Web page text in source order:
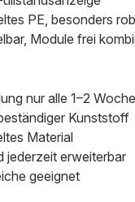
PE, besonders
Module frei
nur alle 1–2
Kunststoff
Material
jederzeit erweiterbar
geeignet